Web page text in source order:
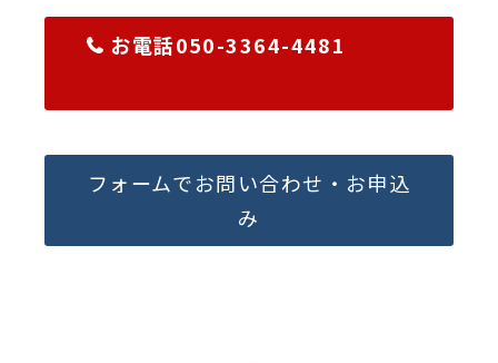
お電話050-3364-4481
フォームでお問い合わせ・お申込
み